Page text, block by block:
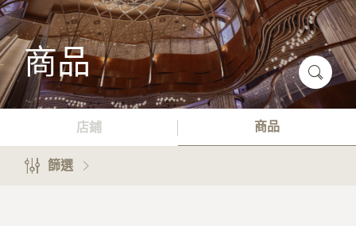
美饌
活動
優惠及推廣
預訂K11 Experience
到訪
商品
店鋪 商品
篩選